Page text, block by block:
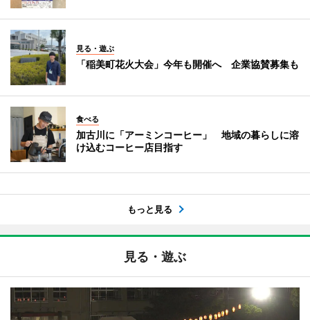
見る・遊ぶ
「稲美町花火大会」今年も開催へ 企業協賛募集も
食べる
加古川に「アーミンコーヒー」 地域の暮らしに溶
け込むコーヒー店目指す
もっと見る
見る・遊ぶ